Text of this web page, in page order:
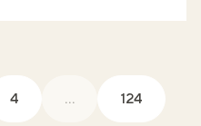
4 ... 124